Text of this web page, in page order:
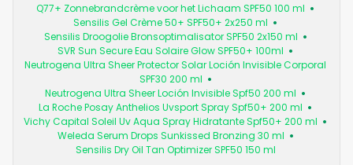
Q77+ Zonnebrandcrème voor het Lichaam SPF50 100 ml
Sensilis Gel Crème 50+ SPF50+ 2x250 ml
Sensilis Droogolie Bronsoptimalisator SPF50 2x150 ml
SVR Sun Secure Eau Solaire Glow SPF50+ 100ml
Neutrogena Ultra Sheer Protector Solar Loción Invisible Corporal
SPF30 200 ml
Neutrogena Ultra Sheer Loción Invisible Spf50 200 ml
La Roche Posay Anthelios Uvsport Spray Spf50+ 200 ml
Vichy Capital Soleil Uv Aqua Spray Hidratante Spf50+ 200 ml
Weleda Serum Drops Sunkissed Bronzing 30 ml
Sensilis Dry Oil Tan Optimizer SPF50 150 ml